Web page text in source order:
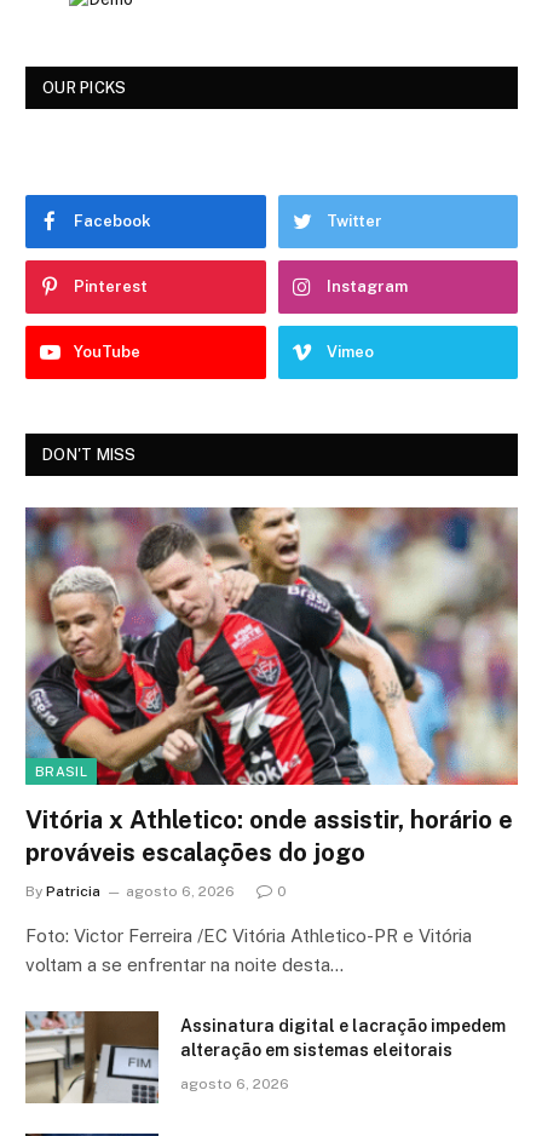
OUR PICKS
Facebook Twitter
Pinterest Instagram
YouTube Vimeo
DON'T MISS
BRASIL
Vitória x Athletico: onde assistir, horário e
prováveis escalações do jogo
By Patricia agosto 6, 2026 0
Foto: Victor Ferreira /EC Vitória Athletico-PR e Vitória
voltam a se enfrentar na noite desta…
Assinatura digital e lacração impedem
alteração em sistemas eleitorais
agosto 6, 2026